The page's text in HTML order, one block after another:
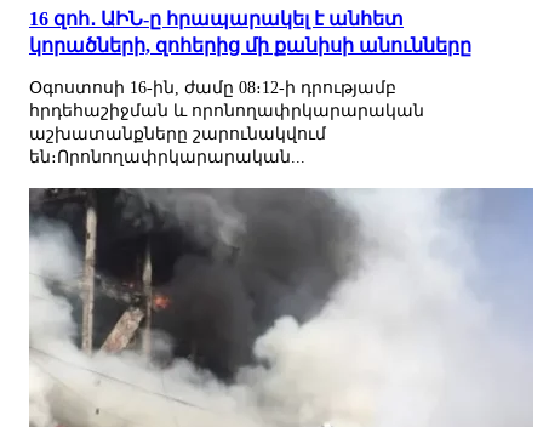
16 զոհ․ ԱԻՆ-ը հրապարակել է անհետ
կորածների, զոհերից մի քանիսի անունները
Օգոստոսի 16-ին, ժամը 08։12-ի դրությամբ
հրդեհաշիջման և որոնողափրկարարական
աշխատանքները շարունակվում
են։Որոնողափրկարարական...